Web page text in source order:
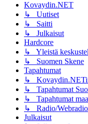
Kovaydin.NET
↳ Uutiset
↳ Saitti
↳ Julkaisut
Hardcore
↳ Yleistä
↳ Suomen Skene
Tapahtumat
↳
↳ Tapahtumat
↳ Tapahtumat
↳ Radio/
Julkaisut